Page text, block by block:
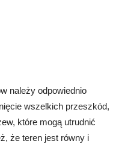
należy odpowiednio
wszelkich przeszkód,
które mogą utrudnić
że teren jest równy i